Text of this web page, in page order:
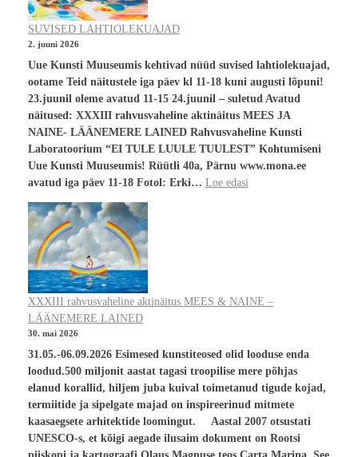
SUVISED LAHTIOLEKUAJAD
2. juuni 2026
Uue Kunsti Muuseumis kehtivad nüüd suvised lahtiolekuajad,
ootame Teid näitustele iga päev kl 11-18 kuni augusti lõpuni!
23.juunil oleme avatud 11-15 24.juunil – suletud Avatud
näitused: XXXIII rahvusvaheline aktinäitus MEES JA
NAINE- LÄÄNEMERE LAINED Rahvusvaheline Kunsti
Laboratoorium “EI TULE LUULE TUULEST” Kohtumiseni
Uue Kunsti Muuseumis! Rüütli 40a, Pärnu www.mona.ee
avatud iga päev 11-18 Fotol: Erki… Loe edasi
XXXIII rahvusvaheline aktinäitus MEES & NAINE –
LÄÄNEMERE LAINED
30. mai 2026
31.05.-06.09.2026 Esimesed kunstiteosed olid looduse enda
loodud.500 miljonit aastat tagasi troopilise mere põhjas
elanud korallid, hiljem juba kuival toimetanud tigude kojad,
termiitide ja sipelgate majad on inspireerinud mitmete
kaasaegsete arhitektide loomingut. Aastal 2007 otsustati
UNESCO-s, et kõigi aegade ilusaim dokument on Rootsi